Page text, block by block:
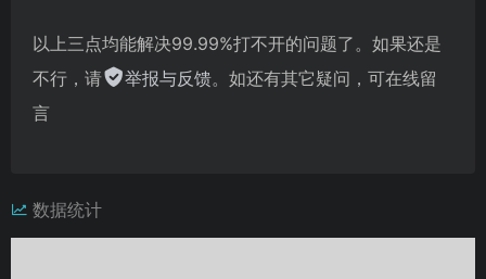
以上三点均能解决99.99%打不开的问题了。如果还是
不行，请
举报与反馈。如还有其它疑问，可在线留
言
数据统计